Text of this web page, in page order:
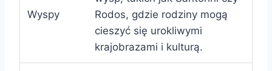
Wyspy
Rodos, gdzie rodziny mogą
cieszyć się urokliwymi
krajobrazami i kulturą.